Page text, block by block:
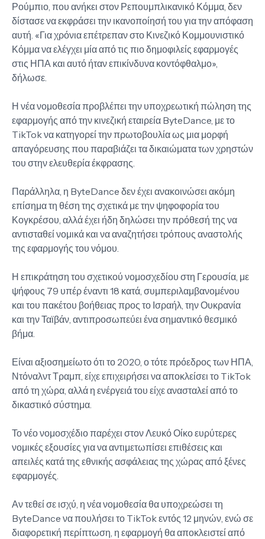
Ρούμπιο, που ανήκει στον Ρεπουμπλικανικό Κόμμα, δεν
δίστασε να εκφράσει την ικανοποίησή του για την απόφαση
αυτή. «Για χρόνια επέτρεπαν στο Κινεζικό Κομμουνιστικό
Κόμμα να ελέγχει μία από τις πιο δημοφιλείς εφαρμογές
στις ΗΠΑ και αυτό ήταν επικίνδυνα κοντόφθαλμο»,
δήλωσε.
Η νέα νομοθεσία προβλέπει την υποχρεωτική πώληση της
εφαρμογής από την κινεζική εταιρεία ByteDance, με το
TikTok να κατηγορεί την πρωτοβουλία ως μια μορφή
απαγόρευσης που παραβιάζει τα δικαιώματα των χρηστών
του στην ελευθερία έκφρασης.
Παράλληλα, η ByteDance δεν έχει ανακοινώσει ακόμη
επίσημα τη θέση της σχετικά με την ψηφοφορία του
Κογκρέσου, αλλά έχει ήδη δηλώσει την πρόθεσή της να
αντισταθεί νομικά και να αναζητήσει τρόπους αναστολής
της εφαρμογής του νόμου.
Η επικράτηση του σχετικού νομοσχεδίου στη Γερουσία, με
ψήφους 79 υπέρ έναντι 18 κατά, συμπεριλαμβανομένου
και του πακέτου βοήθειας προς το Ισραήλ, την Ουκρανία
και την Ταϊβάν, αντιπροσωπεύει ένα σημαντικό θεσμικό
βήμα.
Είναι αξιοσημείωτο ότι το 2020, ο τότε πρόεδρος των ΗΠΑ,
Ντόναλντ Τραμπ, είχε επιχειρήσει να αποκλείσει το TikTok
από τη χώρα, αλλά η ενέργειά του είχε ανασταλεί από το
δικαστικό σύστημα.
Το νέο νομοσχέδιο παρέχει στον Λευκό Οίκο ευρύτερες
νομικές εξουσίες για να αντιμετωπίσει επιθέσεις και
απειλές κατά της εθνικής ασφάλειας της χώρας από ξένες
εφαρμογές.
Αν τεθεί σε ισχύ, η νέα νομοθεσία θα υποχρεώσει τη
ByteDance να πουλήσει το TikTok εντός 12 μηνών, ενώ σε
διαφορετική περίπτωση, η εφαρμογή θα αποκλειστεί από